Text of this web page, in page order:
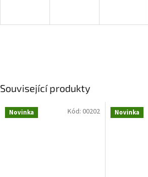
Související produkty
Novinka Kód: 00202 Novinka